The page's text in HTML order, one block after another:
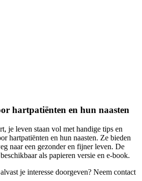
hartpatiënten en hun naasten
je leven staan vol met handige tips en
hartpatiënten en hun naasten. Ze bieden
naar een gezonder en fijner leven. De
als papieren versie en e-book.
je interesse doorgeven? Neem contact